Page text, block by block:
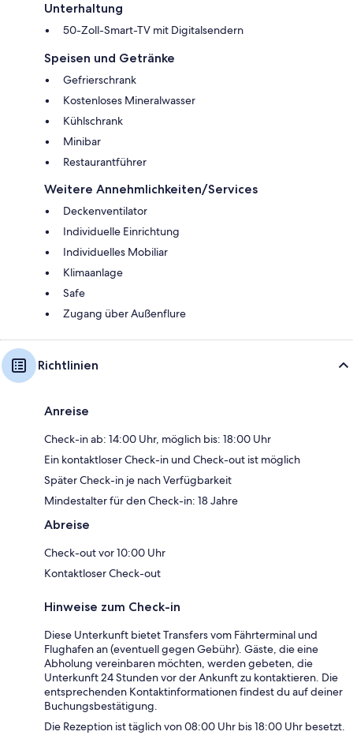
Unterhaltung
50-Zoll-Smart-TV mit Digitalsendern
Speisen und Getränke
Gefrierschrank
Kostenloses Mineralwasser
Kühlschrank
Minibar
Restaurantführer
Weitere Annehmlichkeiten/Services
Deckenventilator
Individuelle Einrichtung
Individuelles Mobiliar
Klimaanlage
Safe
Zugang über Außenflure
Richtlinien
Anreise
Check-in ab: 14:00 Uhr, möglich bis: 18:00 Uhr
Ein kontaktloser Check-in und Check-out ist möglich
Später Check-in je nach Verfügbarkeit
Mindestalter für den Check-in: 18 Jahre
Abreise
Check-out vor 10:00 Uhr
Kontaktloser Check-out
Hinweise zum Check-in
Diese Unterkunft bietet Transfers vom Fährterminal und
Flughafen an (eventuell gegen Gebühr). Gäste, die eine
Abholung vereinbaren möchten, werden gebeten, die
Unterkunft 24 Stunden vor der Ankunft zu kontaktieren. Die
entsprechenden Kontaktinformationen findest du auf deiner
Buchungsbestätigung.
Die Rezeption ist täglich von 08:00 Uhr bis 18:00 Uhr besetzt.